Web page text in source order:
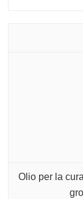
Olio per la